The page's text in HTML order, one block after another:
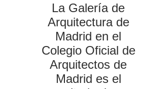
La Galería de
Arquitectura de
Madrid en el
Colegio Oficial de
Arquitectos de
Madrid es el